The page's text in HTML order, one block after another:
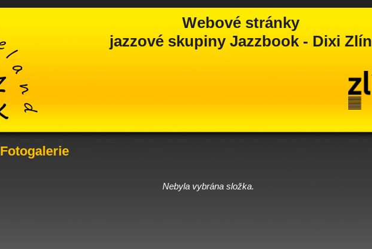
Webové stránky
jazzové skupiny Jazzbook - Dixi Zlín
Fotogalerie
Nebyla vybrána složka.